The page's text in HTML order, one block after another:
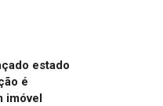
estado
é
imóvel